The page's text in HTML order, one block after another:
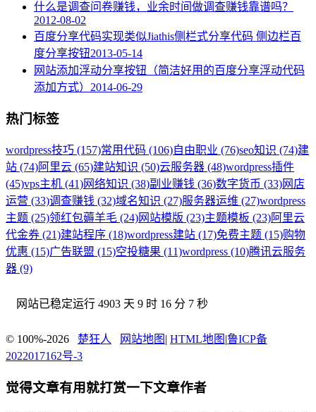
什么是调查问卷赚钱，业余时间做调查赚钱靠谱吗？
2012-08-02
百度分享代码实现类似Jiathis侧栏式分享代码 侧边栏百
度分享按钮2013-05-14
网站添加浮动分享按钮（简洁好用的百度分享浮动代码
添加方式） 2014-06-29
热门标签
wordpress技巧 (157)常用代码 (106)自由职业 (76)seo知识 (74)建
站 (74)阿里云 (65)建站知识 (50)云服务器 (48)wordpress插件
(45)vps主机 (41)网络知识 (38)副业赚钱 (36)数字货币 (33)网店
运营 (33)调查赚钱 (32)域名知识 (27)服务器运维 (27)wordpress
主题 (25)领红包薅羊毛 (24)网站模版 (23)主题模板 (23)阿里云
代金券 (21)建站程序 (18)wordpress建站 (17)免费主题 (15)购物
优惠 (15)广告联盟 (15)空投糖果 (11)wordpress (10)腾讯云服务
器 (9)
网站已稳定运行 4903 天 9 时 16 分 8 秒
© 100%-2026 楚狂人 网站地图 | HTML地图 |鲁ICP备
2022017162号-3
觉得文章有用就打赏一下文章作者